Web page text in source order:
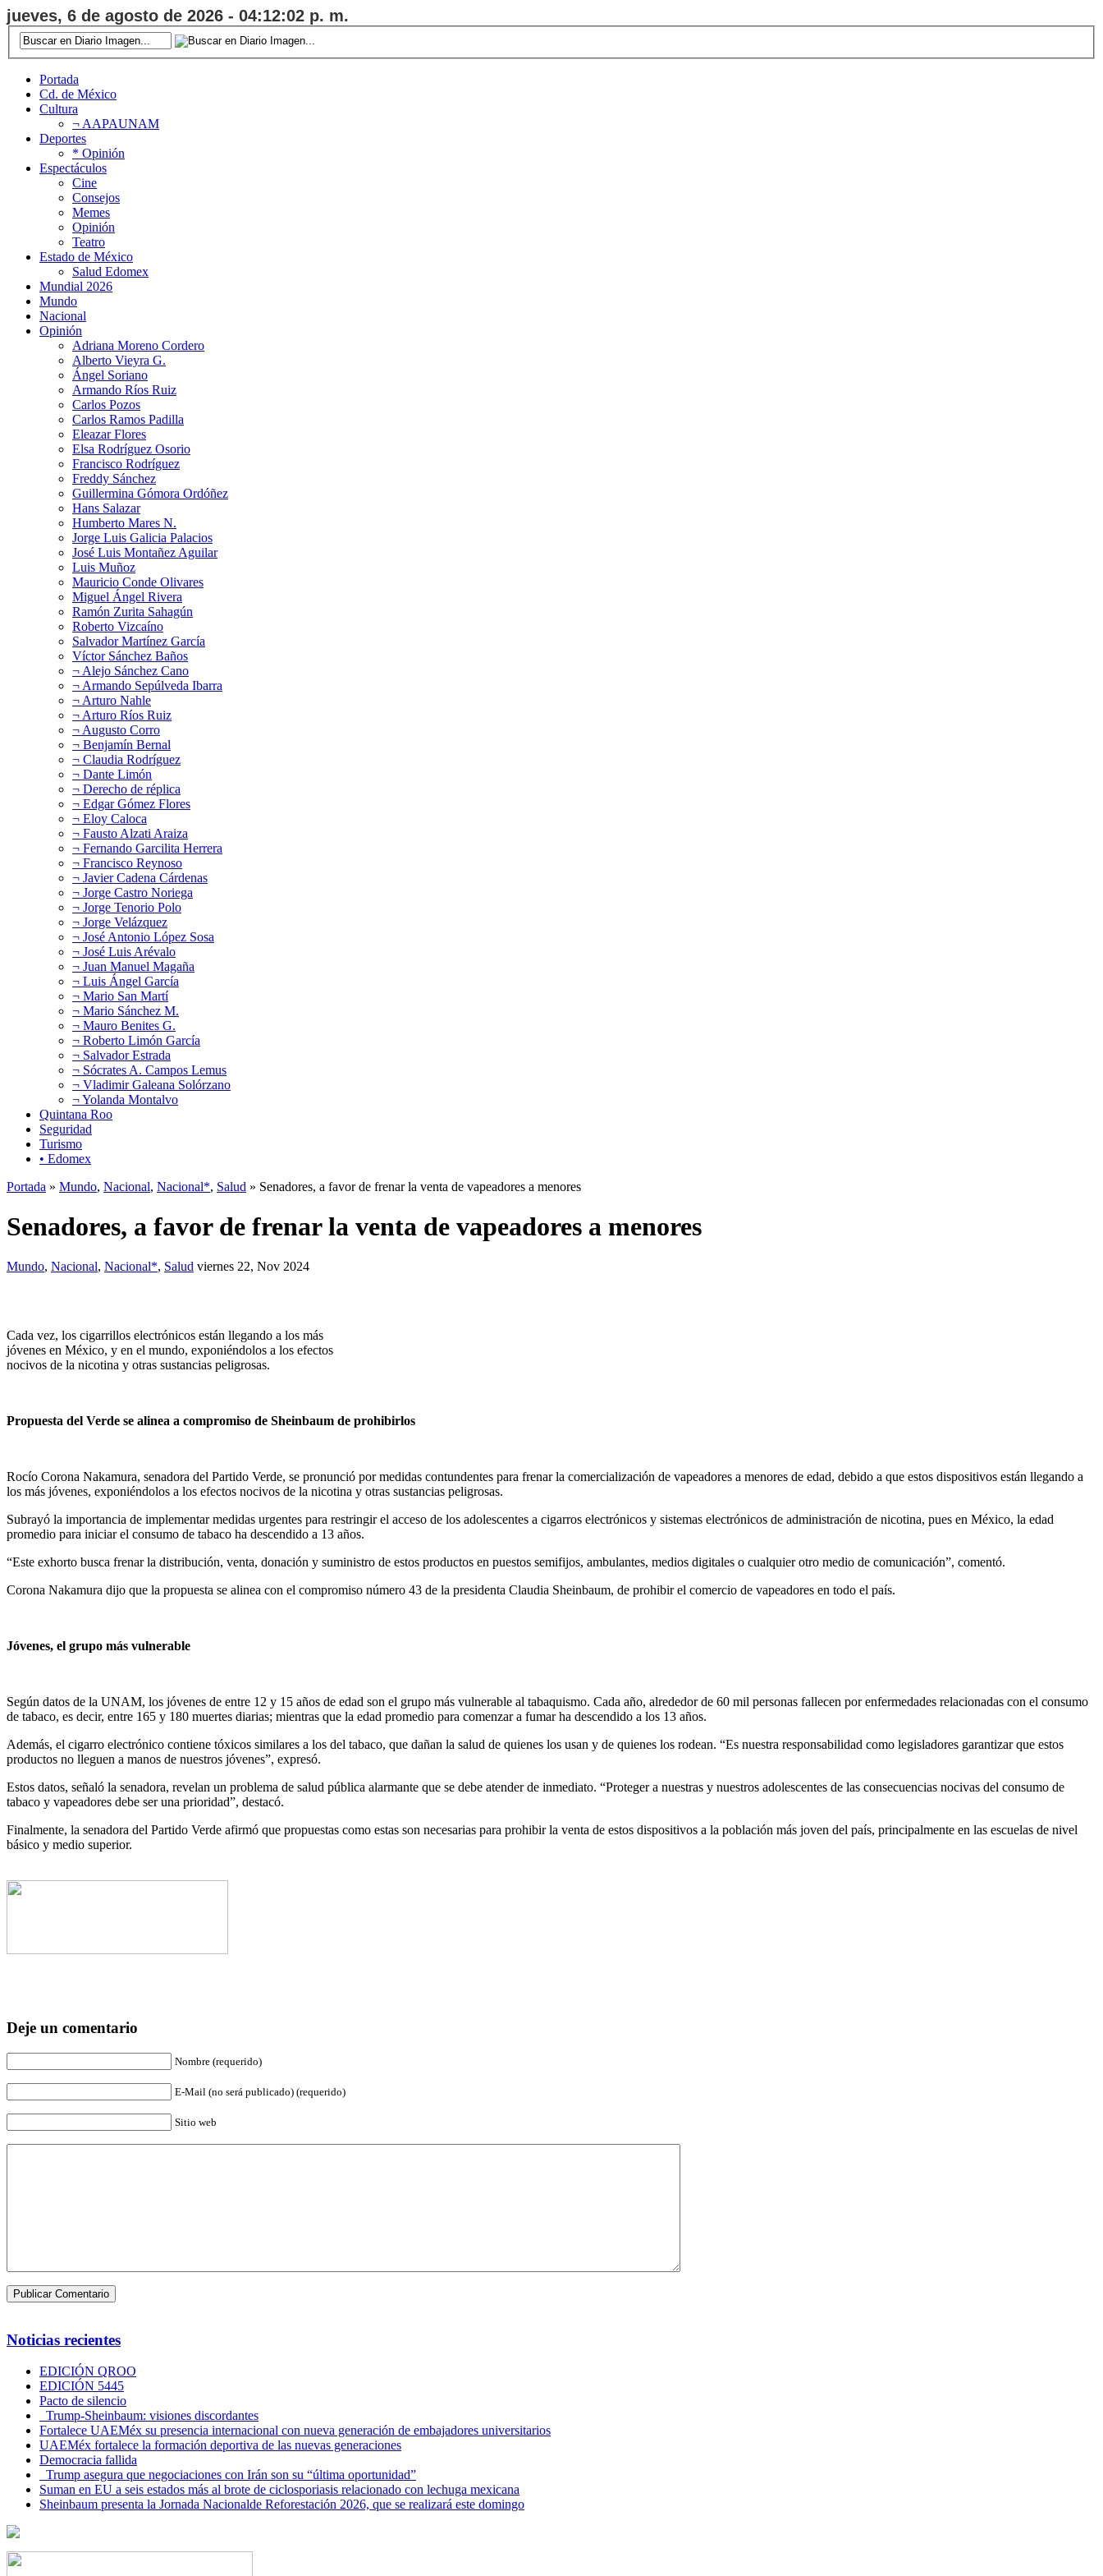
jueves, 6 de agosto de 2026 - 04:12:02 p. m.
Portada
Cd. de México
Cultura
¬ AAPAUNAM
Deportes
* Opinión
Espectáculos
Cine
Consejos
Memes
Opinión
Teatro
Estado de México
Salud Edomex
Mundial 2026
Mundo
Nacional
Opinión
Adriana Moreno Cordero
Alberto Vieyra G.
Ángel Soriano
Armando Ríos Ruiz
Carlos Pozos
Carlos Ramos Padilla
Eleazar Flores
Elsa Rodríguez Osorio
Francisco Rodríguez
Freddy Sánchez
Guillermina Gómora Ordóñez
Hans Salazar
Humberto Mares N.
Jorge Luis Galicia Palacios
José Luis Montañez Aguilar
Luis Muñoz
Mauricio Conde Olivares
Miguel Ángel Rivera
Ramón Zurita Sahagún
Roberto Vizcaíno
Salvador Martínez García
Víctor Sánchez Baños
¬ Alejo Sánchez Cano
¬ Armando Sepúlveda Ibarra
¬ Arturo Nahle
¬ Arturo Ríos Ruiz
¬ Augusto Corro
¬ Benjamín Bernal
¬ Claudia Rodríguez
¬ Dante Limón
¬ Derecho de réplica
¬ Edgar Gómez Flores
¬ Eloy Caloca
¬ Fausto Alzati Araiza
¬ Fernando Garcilita Herrera
¬ Francisco Reynoso
¬ Javier Cadena Cárdenas
¬ Jorge Castro Noriega
¬ Jorge Tenorio Polo
¬ Jorge Velázquez
¬ José Antonio López Sosa
¬ José Luis Arévalo
¬ Juan Manuel Magaña
¬ Luis Ángel García
¬ Mario San Martí
¬ Mario Sánchez M.
¬ Mauro Benites G.
¬ Roberto Limón García
¬ Salvador Estrada
¬ Sócrates A. Campos Lemus
¬ Vladimir Galeana Solórzano
¬ Yolanda Montalvo
Quintana Roo
Seguridad
Turismo
• Edomex
Portada » Mundo, Nacional, Nacional*, Salud » Senadores, a favor de frenar la venta de vapeadores a menores
Senadores, a favor de frenar la venta de vapeadores a menores
Mundo, Nacional, Nacional*, Salud viernes 22, Nov 2024
Cada vez, los cigarrillos electrónicos están llegando a los más
jóvenes en México, y en el mundo, exponiéndolos a los efectos
nocivos de la nicotina y otras sustancias peligrosas.
Propuesta del Verde se alinea a compromiso de Sheinbaum de prohibirlos
Rocío Corona Nakamura, senadora del Partido Verde, se pronunció por medidas contundentes para frenar la comercialización de vapeadores a menores de edad, debido a que estos dispositivos están llegando a
los más jóvenes, exponiéndolos a los efectos nocivos de la nicotina y otras sustancias peligrosas.
Subrayó la importancia de implementar medidas urgentes para restringir el acceso de los adolescentes a cigarros electrónicos y sistemas electrónicos de administración de nicotina, pues en México, la edad
promedio para iniciar el consumo de tabaco ha descendido a 13 años.
“Este exhorto busca frenar la distribución, venta, donación y suministro de estos productos en puestos semifijos, ambulantes, medios digitales o cualquier otro medio de comunicación”, comentó.
Corona Nakamura dijo que la propuesta se alinea con el compromiso número 43 de la presidenta Claudia Sheinbaum, de prohibir el comercio de vapeadores en todo el país.
Jóvenes, el grupo más vulnerable
Según datos de la UNAM, los jóvenes de entre 12 y 15 años de edad son el grupo más vulnerable al tabaquismo. Cada año, alrededor de 60 mil personas fallecen por enfermedades relacionadas con el consumo
de tabaco, es decir, entre 165 y 180 muertes diarias; mientras que la edad promedio para comenzar a fumar ha descendido a los 13 años.
Además, el cigarro electrónico contiene tóxicos similares a los del tabaco, que dañan la salud de quienes los usan y de quienes los rodean. “Es nuestra responsabilidad como legisladores garantizar que estos
productos no lleguen a manos de nuestros jóvenes”, expresó.
Estos datos, señaló la senadora, revelan un problema de salud pública alarmante que se debe atender de inmediato. “Proteger a nuestras y nuestros adolescentes de las consecuencias nocivas del consumo de
tabaco y vapeadores debe ser una prioridad”, destacó.
Finalmente, la senadora del Partido Verde afirmó que propuestas como estas son necesarias para prohibir la venta de estos dispositivos a la población más joven del país, principalmente en las escuelas de nivel
básico y medio superior.
Deje un comentario
Nombre (requerido)
E-Mail (no será publicado) (requerido)
Sitio web
Noticias recientes
EDICIÓN QROO
EDICIÓN 5445
Pacto de silencio
Trump-Sheinbaum: visiones discordantes
Fortalece UAEMéx su presencia internacional con nueva generación de embajadores universitarios
UAEMéx fortalece la formación deportiva de las nuevas generaciones
Democracia fallida
Trump asegura que negociaciones con Irán son su “última oportunidad”
Suman en EU a seis estados más al brote de ciclosporiasis relacionado con lechuga mexicana
Sheinbaum presenta la Jornada Nacionalde Reforestación 2026, que se realizará este domingo